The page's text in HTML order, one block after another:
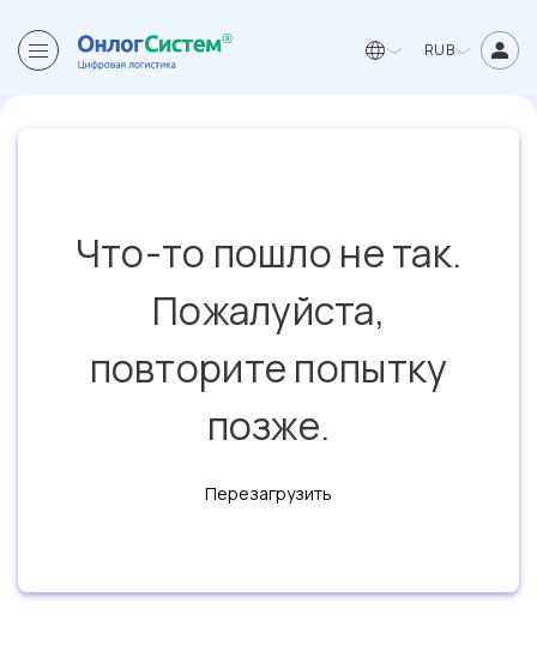
RUB
Что-то пошло не так.
Пожалуйста,
повторите попытку
позже.
Перезагрузить